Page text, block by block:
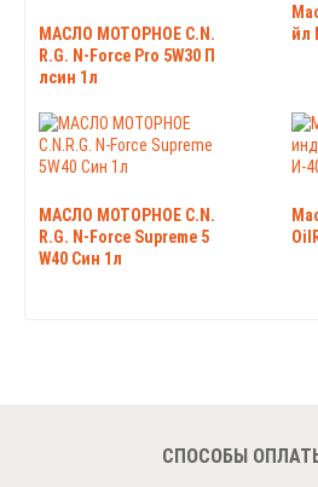
МАСЛО МОТОРНОЕ C.N.
R.G. N-Force Pro 5W30 П
лсин 1л
йл
МАСЛО МОТОРНОЕ C.N.
R.G. N-Force Supreme 5
W40 Син 1л
СПОСОБЫ